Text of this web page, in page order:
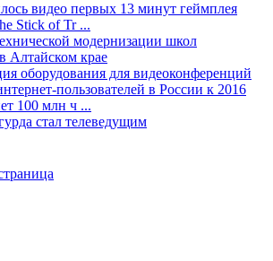
видео первых 13 минут геймплея
Stick of Tr ...
модернизации школ
Алтайском крае
оборудования для видеоконференций
пользователей в России к 2016
100 млн ч ...
стал телеведущим